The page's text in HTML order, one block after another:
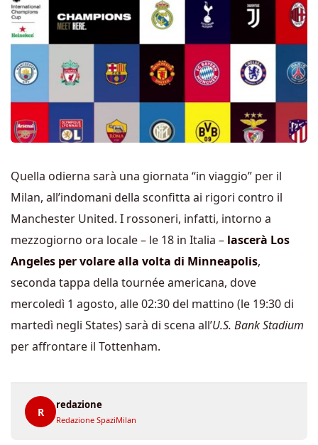
Quella odierna sarà una giornata “in viaggio” per il
Milan, all’indomani della sconfitta ai rigori contro il
Manchester United. I rossoneri, infatti, intorno a
mezzogiorno ora locale – le 18 in Italia – lascerà Los
Angeles per volare alla volta di Minneapolis,
seconda tappa della tournée americana, dove
mercoledì 1 agosto, alle 02:30 del mattino (le 19:30 di
martedì negli States) sarà di scena all’U.S. Bank Stadium
per affrontare il Tottenham.
R
redazione
Redazione SpaziMilan